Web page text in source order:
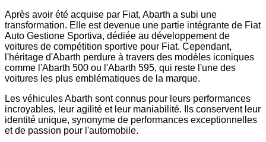
Après avoir été acquise par Fiat, Abarth a subi une
transformation. Elle est devenue une partie intégrante de Fiat
Auto Gestione Sportiva, dédiée au développement de
voitures de compétition sportive pour Fiat. Cependant,
l'héritage d'Abarth perdure à travers des modèles iconiques
comme l'Abarth 500 ou l'Abarth 595, qui reste l'une des
voitures les plus emblématiques de la marque.
Les véhicules Abarth sont connus pour leurs performances
incroyables, leur agilité et leur maniabilité. Ils conservent leur
identité unique, synonyme de performances exceptionnelles
et de passion pour l'automobile.